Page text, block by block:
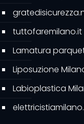
tuttofaremilano.it
Lamatura
Liposuzione
Labioplastica